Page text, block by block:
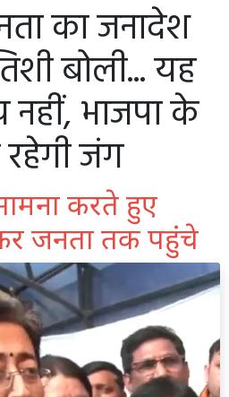
का जनादेश
बोली... यह
भाजपा के
जंग
करते हुए
जनता तक पहुंचे